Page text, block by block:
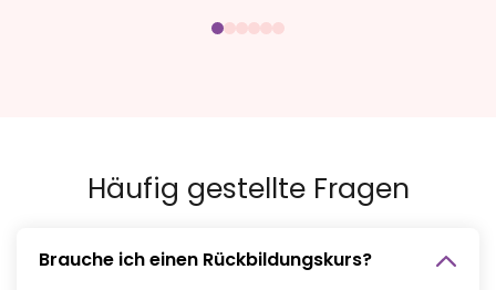
Häufig gestellte Fragen
Brauche ich einen Rückbildungskurs?